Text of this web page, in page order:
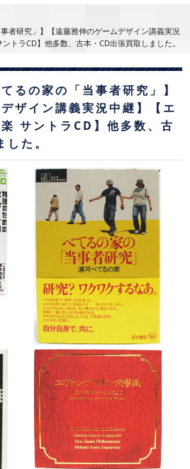
者研究」】【遠藤雅伸のゲームデザイン講義実況
トラCD】他多数、古本・CD出張買取しました。
るの家の「当事者研究」】
ザイン講義実況中継】【エ
サントラCD】他多数、古
た。